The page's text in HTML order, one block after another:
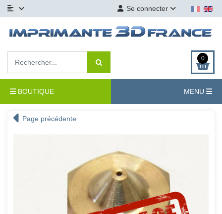
Se connecter
0
BOUTIQUE MENU
Page précédente